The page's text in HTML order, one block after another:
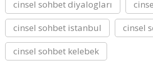
cinsel sohbet diyalogları
cinsel sohbet istanbul
cinsel
cinsel sohbet kelebek